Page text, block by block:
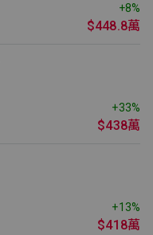
+8%
$448.8萬
+33%
$438萬
+13%
$418萬